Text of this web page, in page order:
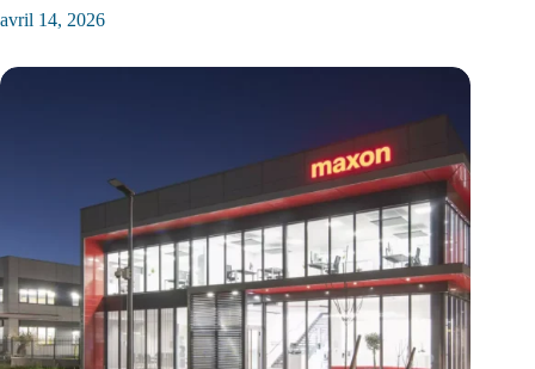
avril 14, 2026